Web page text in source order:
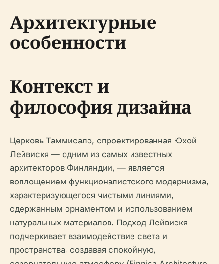
Архитектурные
особенности
Контекст и
философия дизайна
Церковь Таммисало, спроектированная Юхой
Лейвискя — одним из самых известных
архитекторов Финляндии, — является
воплощением функционалистского модернизма,
характеризующегося чистыми линиями,
сдержанным орнаментом и использованием
натуральных материалов. Подход Лейвискя
подчеркивает взаимодействие света и
пространства, создавая спокойную,